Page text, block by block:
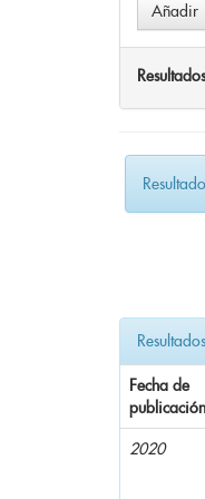
Fecha de
publicación
2020